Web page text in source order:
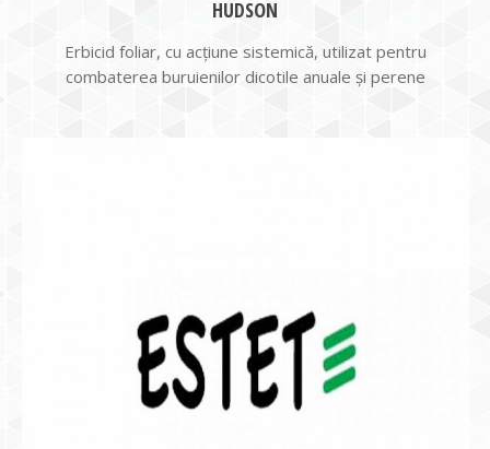
HUDSON
Erbicid foliar, cu acţiune sistemică, utilizat pentru
combaterea buruienilor dicotile anuale şi perene